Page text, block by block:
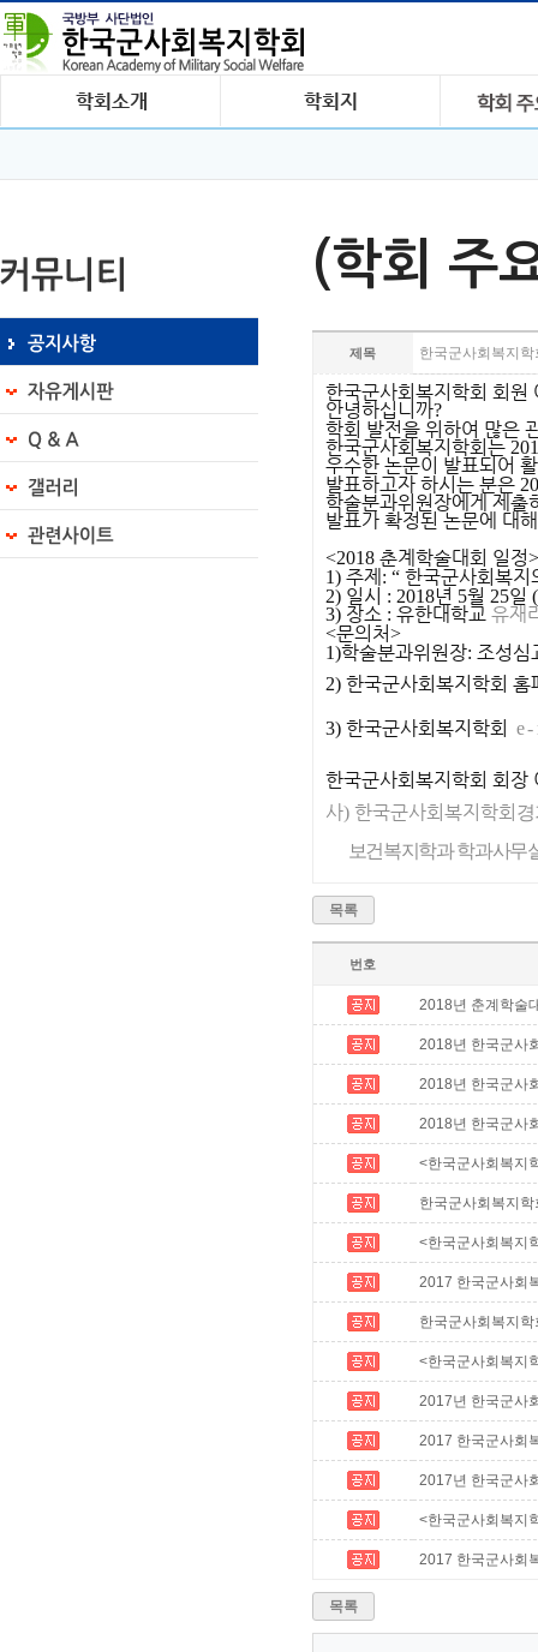
(학회 주
제목 한국군사회복지
한국군사회복지학회 회원
안녕하십니까?
학회 발전을 위하여 많은
한국군사회복지학회는
우수한 논문이 발표되어
발표하고자 하시는 분은
학술분과위원장에게 제출
발표가 확정된 논문에 대
<2018 춘계학술대회 일정>
1) 주제 : “ 한국군사회복지
2) 일시 : 2018년 5월 25일 (
3) 장소 : 유한대학교 유재
<문의처>
1)학술분과위원장: 조성심
2) 한국군사회복지학회
3) 한국군사회복지학회
한국군사회복지학회 회장
사) 한국군사회복지학회
보건복지학과 학과사무
목록
번호
2018년 춘계학술
2018년 한국군사
2018년 한국군사
2018년 한국군사
<한국군사회복지
한국군사회복지
<한국군사회복지
2017 한국군사회
한국군사회복지학
<한국군사회복지
2017년 한국군사
2017 한국군사회
2017년 한국군사
<한국군사회복지
2017 한국군사회
목록